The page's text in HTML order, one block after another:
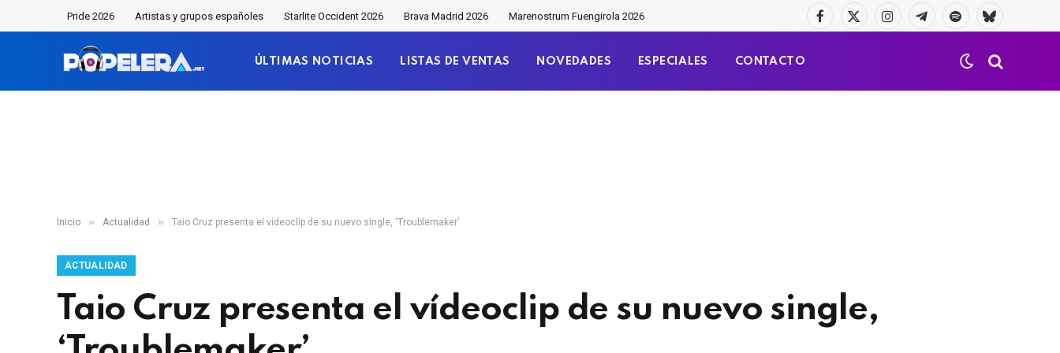
Pride 2026 Artistas y grupos españoles Starlite Occident 2026 Brava Madrid 2026 Marenostrum Fuengirola 2026
Facebook
X
InstagramTelegramaSpotifyBluesky
ÚLTIMAS NOTICIAS LISTAS DE VENTAS NOVEDADES ESPECIALES CONTACTO
Inicio » Actualidad » Taio Cruz presenta el vídeoclip de su nuevo single, ‘Troublemaker’
ACTUALIDAD
Taio Cruz presenta el vídeoclip de su nuevo single,